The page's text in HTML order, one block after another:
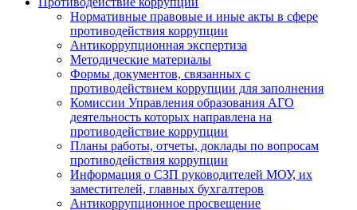
Нормативные правовые и иные акты в сфере
противодействия коррупции
Антикоррупционная экспертиза
Методические материалы
Формы документов, связанных с
противодействием коррупции для заполнения
Комиссии Управления образования АГО
деятельность которых направлена на
противодействие коррупции
Планы работы, отчеты, доклады по вопросам
противодействия коррупции
Информация о СЗП руководителей МОУ, их
заместителей, главных бухгалтеров
Антикоррупционное просвещение